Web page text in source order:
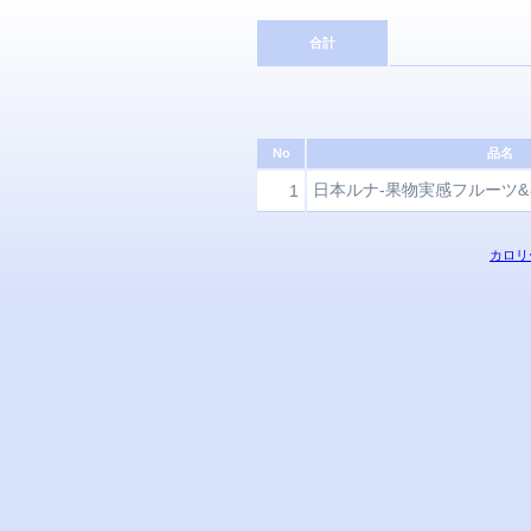
合計
No 品名
1 日本ルナ-果物実感フルーツ
カロ